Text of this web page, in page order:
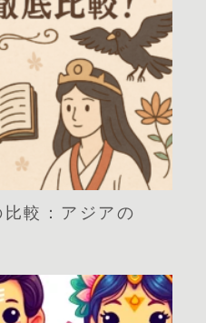
較：アジアの